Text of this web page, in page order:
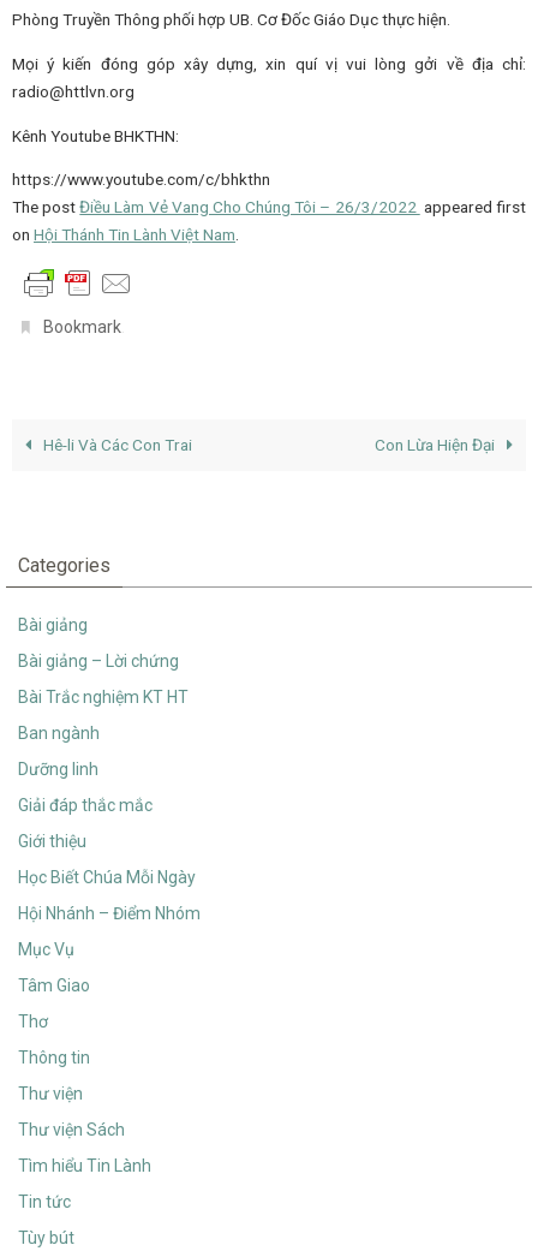
Phòng Truyền Thông phối hợp UB. Cơ Đốc Giáo Dục thực hiện.
Mọi ý kiến đóng góp xây dựng, xin quí vị vui lòng gởi về địa chỉ:
radio@httlvn.org
Kênh Youtube BHKTHN:
https://www.youtube.com/c/bhkthn
The postĐiều Làm Vẻ Vang Cho Chúng Tôi – 26/3/2022 appeared first
on Hội Thánh Tin Lành Việt Nam
Bookmark
Hê-li Và Các Con Trai Con Lừa Hiện Đại
Categories
Bài giảng
Bài giảng – Lời chứng
Bài Trắc nghiệm KT HT
Ban ngành
Dưỡng linh
Giải đáp thắc mắc
Giới thiệu
Học Biết Chúa Mỗi Ngày
Hội Nhánh – Điểm Nhóm
Mục Vụ
Tâm Giao
Thơ
Thông tin
Thư viện
Thư viện Sách
Tìm hiểu Tin Lành
Tin tức
Tùy bút